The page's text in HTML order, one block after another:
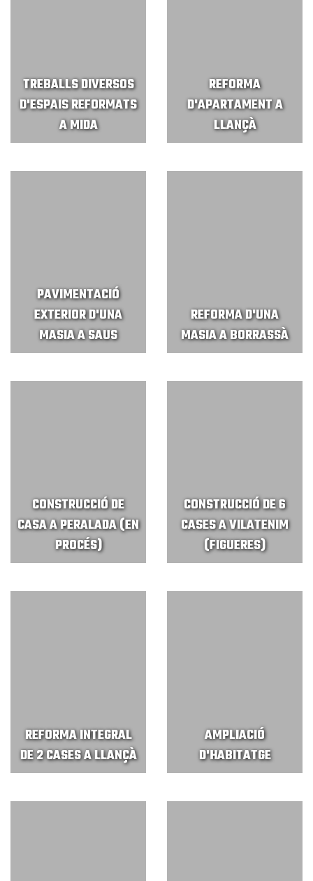
TREBALLS DIVERSOS
D'ESPAIS REFORMATS
A MIDA
REFORMA
D'APARTAMENT A
LLANÇÀ
PAVIMENTACIÓ
EXTERIOR D'UNA
MASIA A SAUS
REFORMA D'UNA
MASIA A BORRASSÀ
CONSTRUCCIÓ DE
CASA A PERALADA (EN
PROCÉS)
CONSTRUCCIÓ DE 6
CASES A VILATENIM
(FIGUERES)
REFORMA INTEGRAL
DE 2 CASES A LLANÇÀ
AMPLIACIÓ
D'HABITATGE